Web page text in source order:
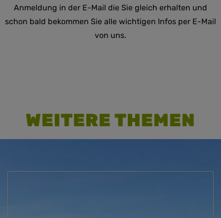
Anmeldung in der E-Mail die Sie gleich erhalten und
schon bald bekommen Sie alle wichtigen Infos per E-Mail
von uns.
WEITERE THEMEN